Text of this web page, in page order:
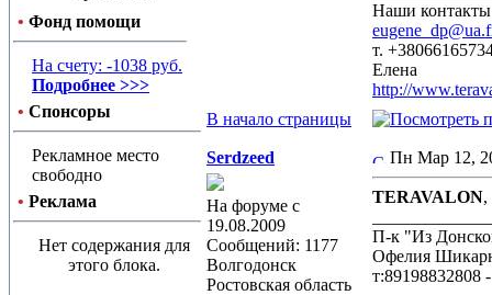
• Фонд помощи
На счету: -1038 руб.
Подробнее >>>
• Спонсоры
Рекламное место
свободно
• Реклама
Нет содержания для
этого блока.
Наши
т.
Елена
http://
В начало страницы
Serdzeed
На форуме с
19.08.2009
Сообщений: 1177
Волгодонск
Ростовская область
Пн Мар 12,
TERAVALON,
П-к "Из
Офелия
т:89198832808